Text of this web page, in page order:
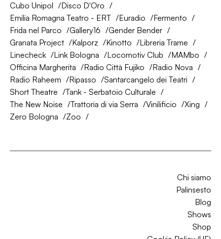
Cubo Unipol
Disco D'Oro
Emilia Romagna Teatro - ERT
Euradio
Fermento
Frida nel Parco
Gallery16
Gender Bender
Granata Project
Kalporz Kinotto
Libreria Trame
Linecheck
Link Bologna Locomotiv Club
MAMbo
Officina Margherita
Radio Città Fujiko
Radio Nova
Radio Raheem
Ripasso
Santarcangelo dei Teatri
Short Theatre
Tank - Serbatoio Culturale
The New Noise
Trattoria di via Serra Vinilificio
Xing
Zero Bologna
Zoo
Chi siamo
Palinsesto
Blog
Shows
Shop